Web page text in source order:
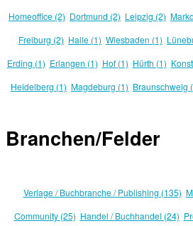
Homeoffice (2) Dortmund (2) Leipzig (2)
Freiburg (2) Halle (1) Wiesbaden (1)
Erding (1) Erlangen (1) Hof (1) Hürth (1)
Heidelberg (1) Magdeburg (1) Braunschweig
Branchen/Felder
Verlage / Buchbranche / Publishing (135)
Community (25) Handel / Buchhandel (24)